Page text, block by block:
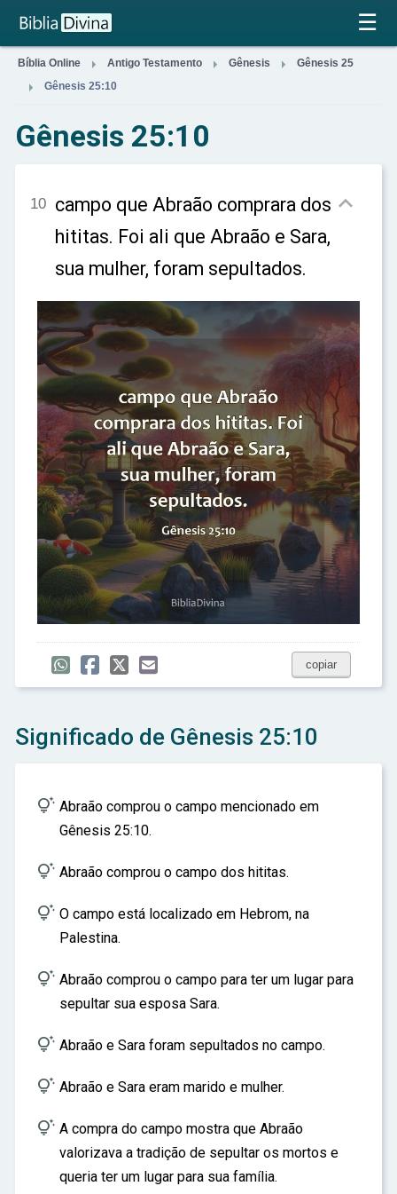
×
☰
Bíblia Online  Antigo Testamento  Gênesis  Gênesis 25
 Gênesis 25:10
Gênesis 25:10
10 campo que Abraão comprara dos
hititas. Foi ali que Abraão e Sara,
sua mulher, foram sepultados.

copiar
Significado de Gênesis 25:10
 Abraão comprou o campo mencionado em
Gênesis 25:10.
 Abraão comprou o campo dos hititas.
 O campo está localizado em Hebrom, na
Palestina.
 Abraão comprou o campo para ter um lugar para
sepultar sua esposa Sara.
 Abraão e Sara foram sepultados no campo.
 Abraão e Sara eram marido e mulher.
 A compra do campo mostra que Abraão
valorizava a tradição de sepultar os mortos e
queria ter um lugar para sua família.